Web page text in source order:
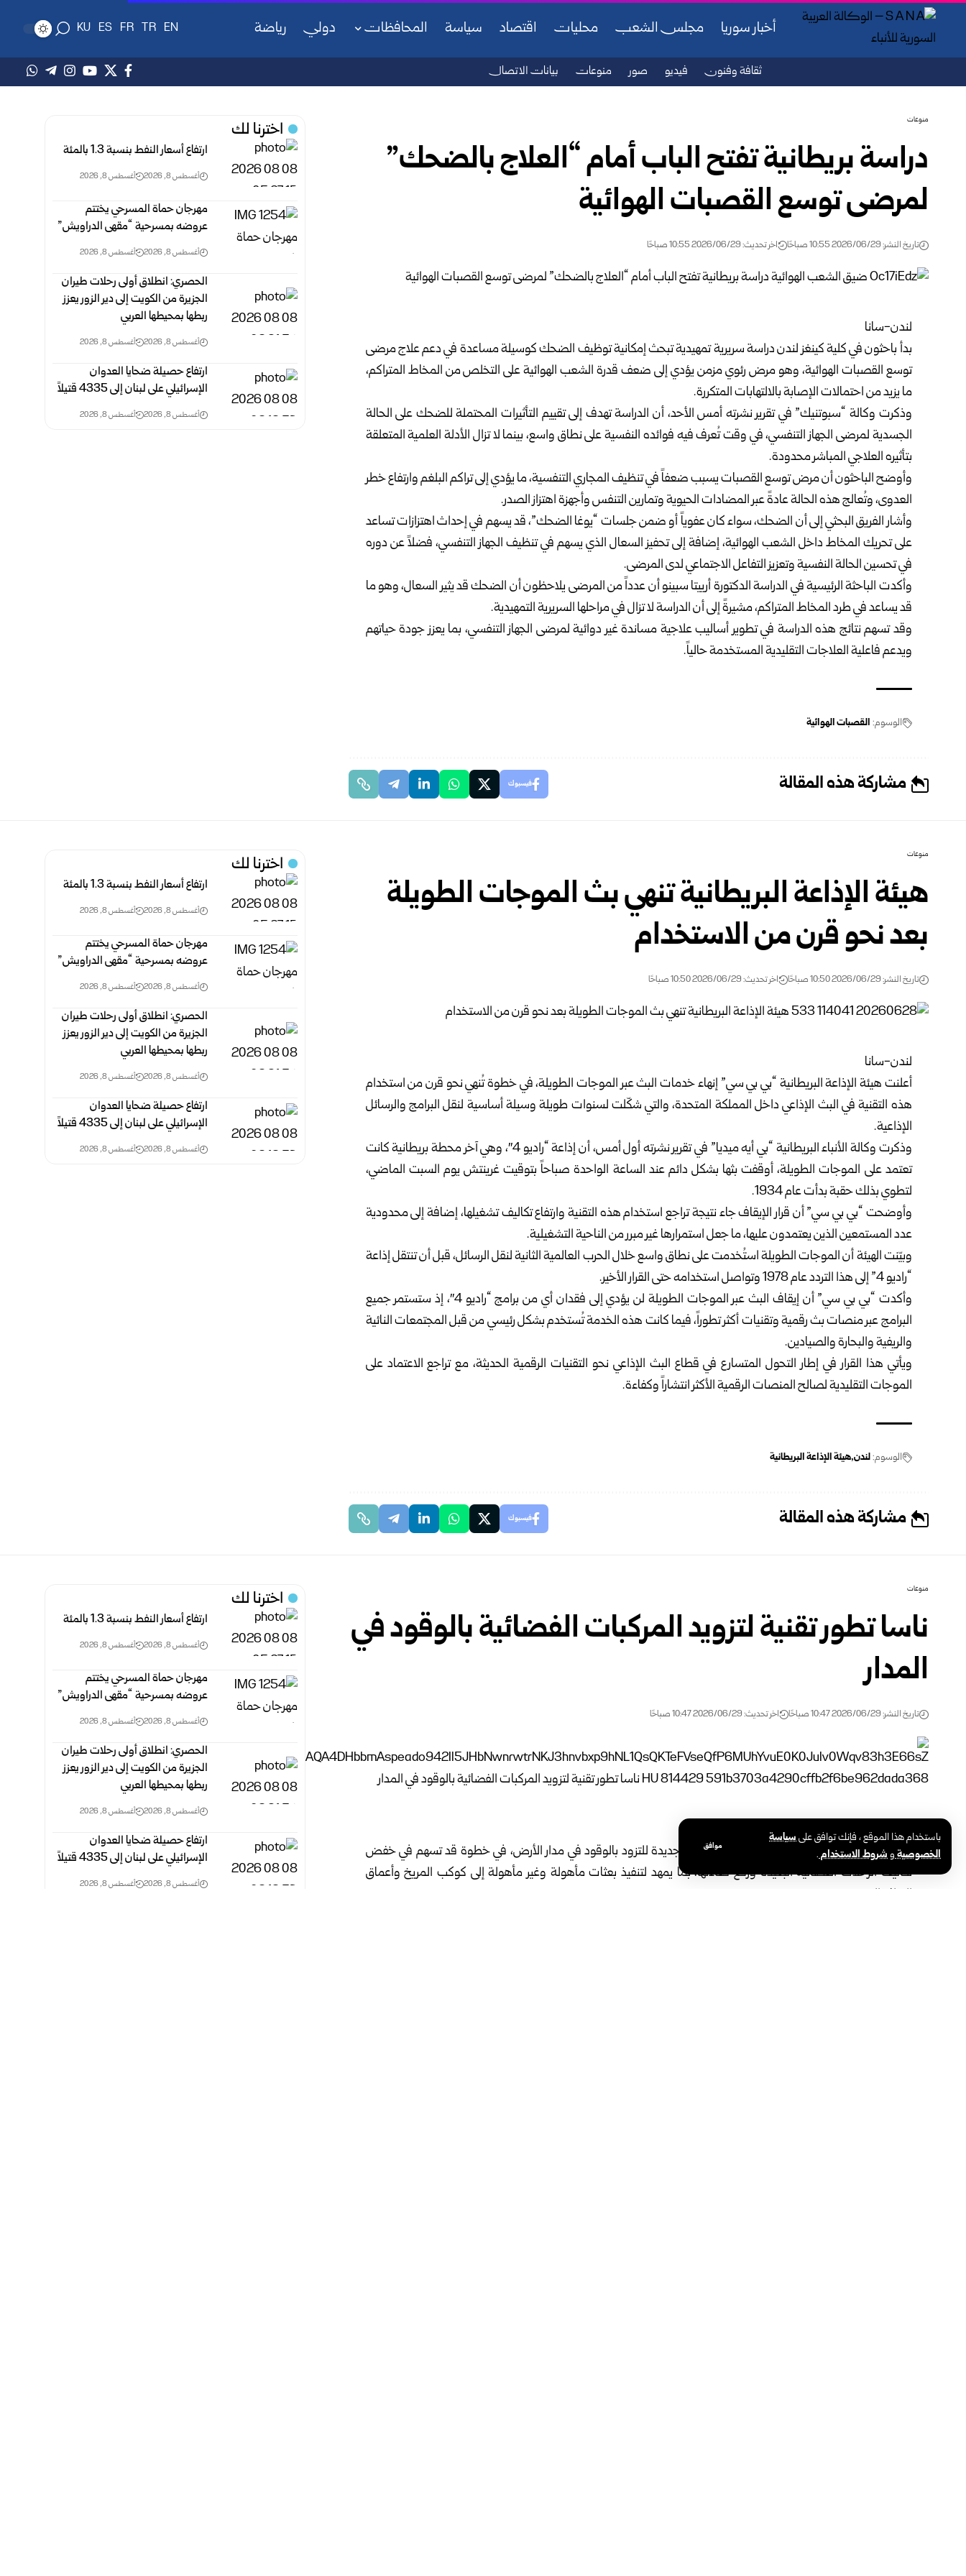
باستخدام هذا الموقع ، فإنك توافق علىسياسة
الخصوصيةوشروط الاستخدام.
موافق
أخبار سوريا مجلس الشعب محليات اقتصاد سياسة المحافظات دولي رياضة EN
TR
FR
ES
KU
ثقافة وفنون فيديو صور منوعات بيانات الاتصال
منوعات
دراسة بريطانية تفتح الباب أمام “العلاج بالضحك”
لمرضى توسع القصبات الهوائية
تاريخ النشر: 2026/06/29 10:55 صباحًا اخر تحديث: 2026/06/29 10:55 صباحًا
لندن-سانا
بدأ باحثون في كلية كينغز لندن دراسة سريرية تمهيدية تبحث إمكانية توظيف الضحك كوسيلة مساعدة في دعم علاج مرضى
توسع القصبات الهوائية، وهو مرض رئوي مزمن يؤدي إلى ضعف قدرة الشعب الهوائية على التخلص من المخاط المتراكم،
ما يزيد من احتمالات الإصابة بالالتهابات المتكررة.
وذكرت وكالة “سبوتنيك” في تقرير نشرته أمس الأحد، أن الدراسة تهدف إلى تقييم التأثيرات المحتملة للضحك على الحالة
الجسدية لمرضى الجهاز التنفسي، في وقت تُعرف فيه فوائده النفسية على نطاق واسع، بينما لا تزال الأدلة العلمية المتعلقة
بتأثيره العلاجي المباشر محدودة.
وأوضح الباحثون أن مرض توسع القصبات يسبب ضعفاً في تنظيف المجاري التنفسية، ما يؤدي إلى تراكم البلغم وارتفاع خطر
العدوى، وتُعالج هذه الحالة عادةً عبر المضادات الحيوية وتمارين التنفس وأجهزة اهتزاز الصدر.
وأشار الفريق البحثي إلى أن الضحك، سواء كان عفوياً أو ضمن جلسات “يوغا الضحك”، قد يسهم في إحداث اهتزازات تساعد
على تحريك المخاط داخل الشعب الهوائية، إضافة إلى تحفيز السعال الذي يسهم في تنظيف الجهاز التنفسي، فضلاً عن دوره
في تحسين الحالة النفسية وتعزيز التفاعل الاجتماعي لدى المرضى.
وأكدت الباحثة الرئيسية في الدراسة الدكتورة أرييتا سبينو أن عدداً من المرضى يلاحظون أن الضحك قد يثير السعال، وهو ما
قد يساعد في طرد المخاط المتراكم، مشيرةً إلى أن الدراسة لا تزال في مراحلها السريرية التمهيدية.
وقد تسهم نتائج هذه الدراسة في تطوير أساليب علاجية مساندة غير دوائية لمرضى الجهاز التنفسي، بما يعزز جودة حياتهم
ويدعم فاعلية العلاجات التقليدية المستخدمة حالياً.
الوسوم: القصبات الهوائية
مشاركة هذه المقالة فيسبوك
اخترنا لك
ارتفاع أسعار النفط بنسبة 1.3 بالمئة
أغسطس 8, 2026 أغسطس 8, 2026
مهرجان حماة المسرحي يختتم
عروضه بمسرحية “مقهى الدراويش”
أغسطس 8, 2026 أغسطس 8, 2026
الحصري: انطلاق أولى رحلات طيران
الجزيرة من الكويت إلى دير الزور يعزز
ربطها بمحيطها العربي
أغسطس 8, 2026 أغسطس 8, 2026
ارتفاع حصيلة ضحايا العدوان
الإسرائيلي على لبنان إلى 4335 قتيلاً
أغسطس 8, 2026 أغسطس 8, 2026
منوعات
هيئة الإذاعة البريطانية تنهي بث الموجات الطويلة
بعد نحو قرن من الاستخدام
تاريخ النشر: 2026/06/29 10:50 صباحًا اخر تحديث: 2026/06/29 10:50 صباحًا
لندن-سانا
أعلنت هيئة الإذاعة البريطانية “بي بي سي” إنهاء خدمات البث عبر الموجات الطويلة، في خطوة تُنهي نحو قرن من استخدام
هذه التقنية في البث الإذاعي داخل المملكة المتحدة، والتي شكّلت لسنوات طويلة وسيلة أساسية لنقل البرامج والرسائل
الإذاعية.
وذكرت وكالة الأنباء البريطانية “بي أيه ميديا” في تقرير نشرته أول أمس، أن إذاعة “راديو 4″، وهي آخر محطة بريطانية كانت
تعتمد على الموجات الطويلة، أوقفت بثها بشكل دائم عند الساعة الواحدة صباحاً بتوقيت غرينتش يوم السبت الماضي،
لتطوي بذلك حقبة بدأت عام 1934.
وأوضحت “بي بي سي” أن قرار الإيقاف جاء نتيجة تراجع استخدام هذه التقنية وارتفاع تكاليف تشغيلها، إضافة إلى محدودية
عدد المستمعين الذين يعتمدون عليها، ما جعل استمرارها غير مبرر من الناحية التشغيلية.
وبيّنت الهيئة أن الموجات الطويلة استُخدمت على نطاق واسع خلال الحرب العالمية الثانية لنقل الرسائل، قبل أن تنتقل إذاعة
“راديو 4” إلى هذا التردد عام 1978 وتواصل استخدامه حتى القرار الأخير.
وأكدت “بي بي سي” أن إيقاف البث عبر الموجات الطويلة لن يؤدي إلى فقدان أي من برامج “راديو 4″، إذ ستستمر جميع
البرامج عبر منصات بث رقمية وتقنيات أكثر تطوراً، فيما كانت هذه الخدمة تُستخدم بشكل رئيسي من قبل المجتمعات النائية
والريفية والبحارة والصيادين.
ويأتي هذا القرار في إطار التحول المتسارع في قطاع البث الإذاعي نحو التقنيات الرقمية الحديثة، مع تراجع الاعتماد على
الموجات التقليدية لصالح المنصات الرقمية الأكثر انتشاراً وكفاءة.
الوسوم:لندن هيئة الإذاعة البريطانية
مشاركة هذه المقالة فيسبوك
اخترنا لك
ارتفاع أسعار النفط بنسبة 1.3 بالمئة
أغسطس 8, 2026 أغسطس 8, 2026
مهرجان حماة المسرحي يختتم
عروضه بمسرحية “مقهى الدراويش”
أغسطس 8, 2026 أغسطس 8, 2026
الحصري: انطلاق أولى رحلات طيران
الجزيرة من الكويت إلى دير الزور يعزز
ربطها بمحيطها العربي
أغسطس 8, 2026 أغسطس 8, 2026
ارتفاع حصيلة ضحايا العدوان
الإسرائيلي على لبنان إلى 4335 قتيلاً
أغسطس 8, 2026 أغسطس 8, 2026
منوعات
ناسا تطور تقنية لتزويد المركبات الفضائية بالوقود في
المدار
تاريخ النشر: 2026/06/29 10:47 صباحًا اخر تحديث: 2026/06/29 10:47 صباحًا
واشنطن-سانا
تواصل وكالة الفضاء الأمريكية “ناسا” تطوير تقنية جديدة للتزود بالوقود في مدار الأرض، في خطوة قد تسهم في خفض
تكاليف الرحلات الفضائية البعيدة ورفع كفاءتها، بما يمهد لتنفيذ بعثات مأهولة وغير مأهولة إلى كوكب المريخ وأعماق
النظام الشمسي.
اخترنا لك
ارتفاع أسعار النفط بنسبة 1.3 بالمئة
أغسطس 8, 2026 أغسطس 8, 2026
مهرجان حماة المسرحي يختتم
عروضه بمسرحية “مقهى الدراويش”
أغسطس 8, 2026 أغسطس 8, 2026
الحصري: انطلاق أولى رحلات طيران
الجزيرة من الكويت إلى دير الزور يعزز
ربطها بمحيطها العربي
أغسطس 8, 2026 أغسطس 8, 2026
ارتفاع حصيلة ضحايا العدوان
الإسرائيلي على لبنان إلى 4335 قتيلاً
أغسطس 8, 2026 أغسطس 8, 2026